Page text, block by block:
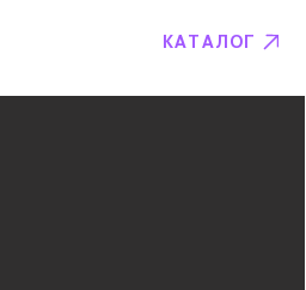
КАТАЛОГ